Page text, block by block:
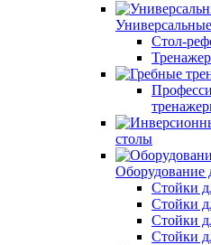
Стол-
столы
Оборудование
Стойки
Стойки
Стойки
Стойки